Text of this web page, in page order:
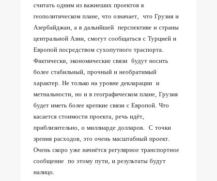
считать одним из важнеших проектов в
геополитическом плане, что означает, что Грузия и
Азербайджан, а в дальнйшей перспективе и страны
центральной Азии, смогут сообщаться с Турцией и
Европой посредством сухопутного траспорта.
Фактически, экономические связи будут носить
более стабильный, прочный и необратимый
характер. Не только на уровне декларации и
метнальности, но и в географическом плане, Грузия
будет иметь более крепкие связи с Европой. Что
касается стоимости проекта, речь идёт,
приблизительно, о миллиарде долларов. С точки
зрения расходов, это очень масштабный проект.
Очень скоро уже начнётся регулярное транспортное
сообщение по этому пути, и результаты будут
налицо.